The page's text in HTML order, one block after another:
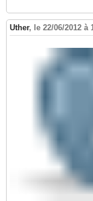
Uther, le 22/06/2012 à